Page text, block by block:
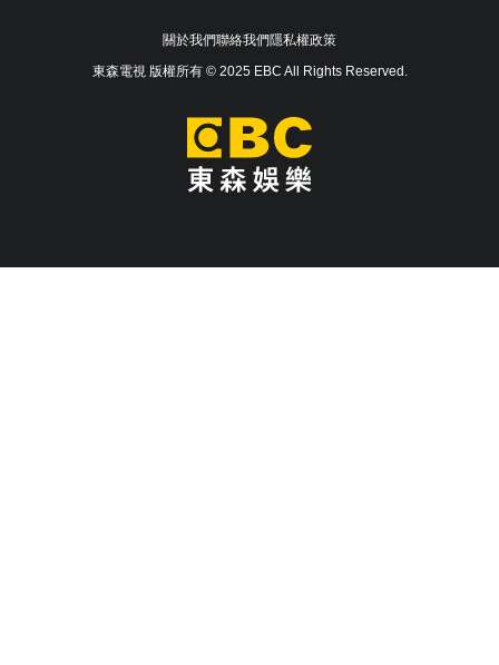
關於我們聯絡我們隱私權政策
東森電視 版權所有 © 2025 EBC All Rights Reserved.